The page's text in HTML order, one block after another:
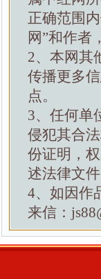
正确范围
网”和作者
2、本网其
传播更多
点。
3、任何单
侵犯其合
份证明，
述法律文
4、如因作
来信：